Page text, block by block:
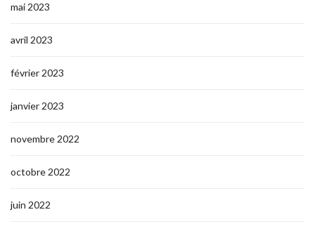
mai 2023
avril 2023
février 2023
janvier 2023
novembre 2022
octobre 2022
juin 2022